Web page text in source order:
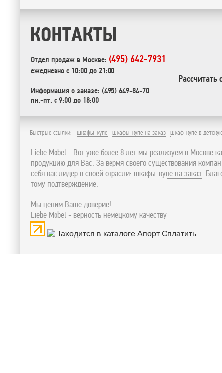
КОНТАКТЫ
Отдел продаж в Москве: (495) 642-7931
ежедневно с 10:00 до 21:00
Информация о заказе: (495) 649-84-70
пн.-пт. с 9:00 до 18:00
Быстрые ссылки: шкафы-купе шкафы-купе на заказ шкаф-купе в
Liebe Mobel - Вот уже более 8 лет мы реализуем в Москве
продукцию для Вас. За вермя своего существования
себя как лидер в своей отрасли: шкафы-купе на заказ.
тому подтверждение.
Мы ценим Ваше доверие!
Liebe Mobel - верность немецкому качеству
Оплатить